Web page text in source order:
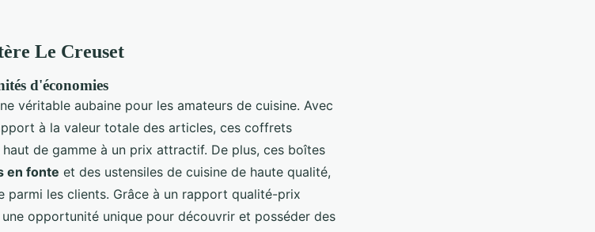
Le Creuset
d'économies
véritable aubaine pour les amateurs de cuisine. Avec
à la valeur totale des articles, ces coffrets
de gamme à un prix attractif. De plus, ces boîtes
en fonte et des ustensiles de cuisine de haute qualité,
parmi les clients. Grâce à un rapport qualité-prix
opportunité unique pour découvrir et posséder des